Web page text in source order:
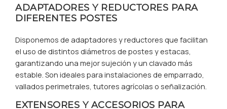
ADAPTADORES Y REDUCTORES PARA
DIFERENTES POSTES
Disponemos de adaptadores y reductores que facilitan
el uso de distintos diámetros de postes y estacas,
garantizando una mejor sujeción y un clavado más
estable. Son ideales para instalaciones de emparrado,
vallados perimetrales, tutores agrícolas o señalización.
EXTENSORES Y ACCESORIOS PARA